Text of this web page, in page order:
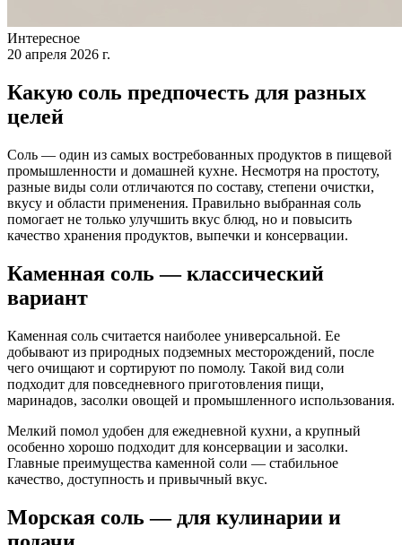
Интересное
20 апреля 2026 г.
Какую соль предпочесть для разных
целей
Соль — один из самых востребованных продуктов в пищевой
промышленности и домашней кухне. Несмотря на простоту,
разные виды соли отличаются по составу, степени очистки,
вкусу и области применения. Правильно выбранная соль
помогает не только улучшить вкус блюд, но и повысить
качество хранения продуктов, выпечки и консервации.
Каменная соль — классический
вариант
Каменная соль считается наиболее универсальной. Ее
добывают из природных подземных месторождений, после
чего очищают и сортируют по помолу. Такой вид соли
подходит для повседневного приготовления пищи,
маринадов, засолки овощей и промышленного использования.
Мелкий помол удобен для ежедневной кухни, а крупный
особенно хорошо подходит для консервации и засолки.
Главные преимущества каменной соли — стабильное
качество, доступность и привычный вкус.
Морская соль — для кулинарии и